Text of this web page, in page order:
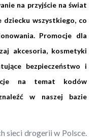
na przyjście na świat
dziecku wszystkiego, co
Promocje dla
akcesoria, kosmetyki
bezpieczeństwo i
na temat kodów
w naszej bazie
sieci drogerii w Polsce.